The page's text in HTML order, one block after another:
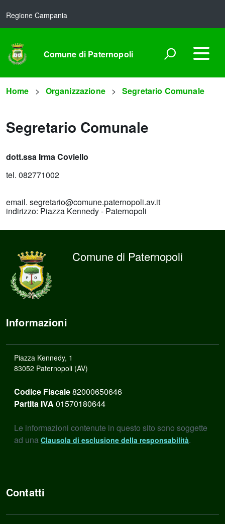
Regione Campania
Comune di Paternopoli
Home Organizzazione Segretario Comunale
Segretario Comunale
dott.ssa Irma Coviello
tel. 082771002
email. segretario@comune.paternopoli.av.it
indirizzo: Piazza Kennedy - Paternopoli
Comune di Paternopoli
Informazioni
Piazza Kennedy, 1
83052 Paternopoli (AV)
Codice Fiscale82000650646
Partita IVA 01570180644
Le informazioni contenute in questo sito sono soggette
ad una Clausola di esclusione della responsabilità.
Contatti